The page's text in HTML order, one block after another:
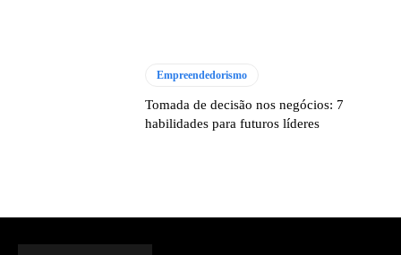
Empreendedorismo
Tomada de decisão nos negócios: 7
habilidades para futuros líderes